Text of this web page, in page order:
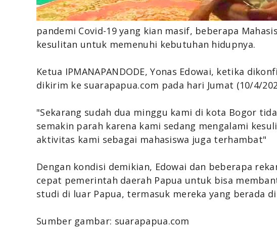
pandemi Covid-19 yang kian masif, beberapa
kesulitan untuk memenuhi kebutuhan hidupnya.
Ketua IPMANAPANDODE, Yonas Edowai, ketika
dikirim ke suarapapua.com pada hari Jumat (10/4/
"Sekarang sudah dua minggu kami di kota Bogor
semakin parah karena kami sedang mengalami
aktivitas kami sebagai mahasiswa juga terhambat"
Dengan kondisi demikian, Edowai dan beberapa
cepat pemerintah daerah Papua untuk bisa
studi di luar Papua, termasuk mereka yang berada
Sumber gambar: suarapapua.com